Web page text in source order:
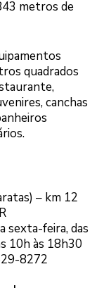
metros de
quadrados
canchas
– km 12
sexta-feira, das
10h às 18h30
8272